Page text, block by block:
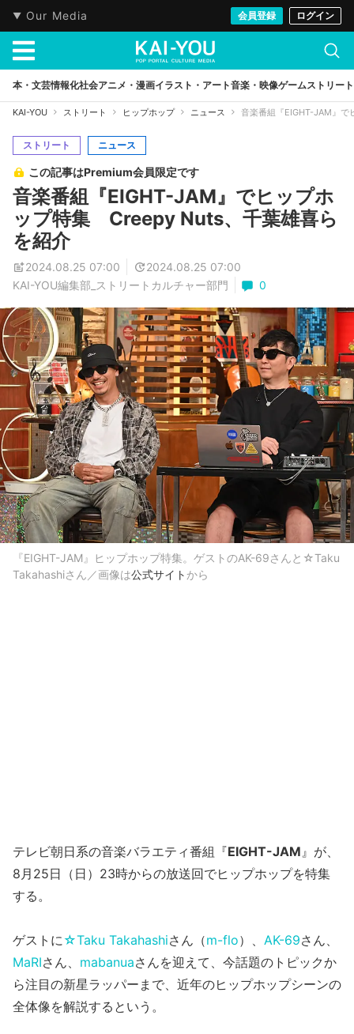
Our Media 会員登録 ログイン
本・文芸情報化社会アニメ・漫画イラスト・アート音楽・映像ゲームストリート
KAI-YOU ストリート ヒップホップ ニュース 音楽番組『EIGHT-JAM』
ストリート ニュース
この記事はPremium会員限定です
音楽番組『EIGHT-JAM』でヒップホ
ップ特集 Creepy Nuts、千葉雄喜ら
を紹介
2024.08.25 07:00
2024.08.25 07:00
KAI-YOU編集部_ストリートカルチャー部門
0
『EIGHT-JAM』ヒップホップ特集。ゲストのAK-69さんと☆Taku
Takahashiさん／画像は公式サイトから
テレビ朝日系の音楽バラエティ番組『EIGHT-JAM』が、
8月25日（日）23時からの放送回でヒップホップを特集
する。
ゲストに☆Taku Takahashiさん（m-flo）、 AK-69さん、
MaRIさん、 mabanuaさんを迎えて、今話題のトピックか
ら注目の新星ラッパーまで、近年のヒップホップシーンの
全体像を解説するという。